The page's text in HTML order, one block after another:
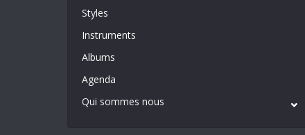
Styles
Instruments
Albums
Agenda
Qui sommes nous